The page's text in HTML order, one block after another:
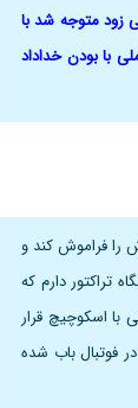
زود متوجه شد با
با بودن خداداد
را فراموش کند و
تراکتور دارم که
با اسکوچیچ قرار
فوتبال باب شده